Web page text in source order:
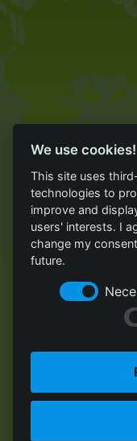
We use cookies!
This site uses
technologies to
improve and
users' interests. I
change my
future.